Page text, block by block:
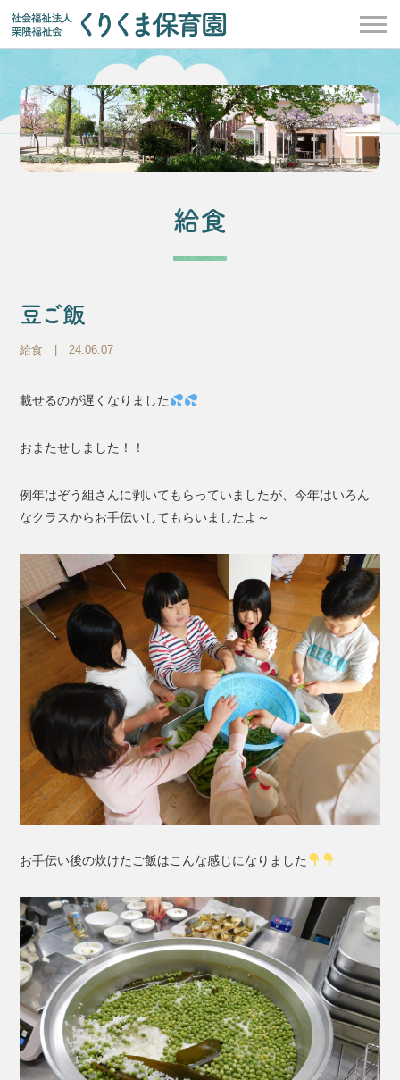
給食
豆ご飯
給食 | 24.06.07
載せるのが遅くなりました
おまたせしました！！
例年はぞう組さんに剥いてもらっていましたが、今年はいろん
なクラスからお手伝いしてもらいましたよ～
お手伝い後の炊けたご飯はこんな感じになりました